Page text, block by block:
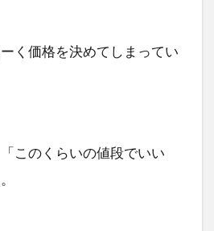
く価格を決めてしまってい
このくらいの値段でいい